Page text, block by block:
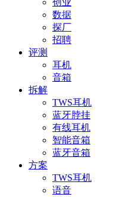
创业
数据
探厂
招聘
评测
耳机
音箱
拆解
TWS耳机
蓝牙脖挂
有线耳机
智能音箱
蓝牙音箱
方案
TWS耳机
语音